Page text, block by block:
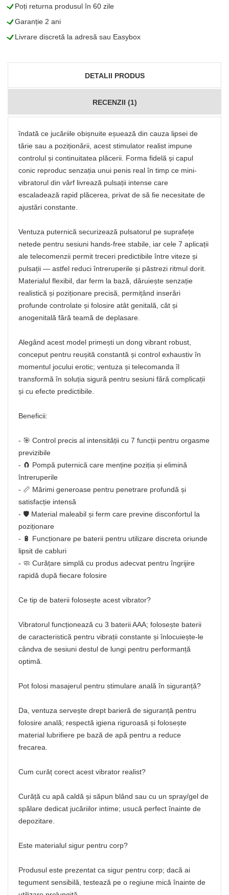
LPoți returna produsul în 60 zile
LGaranție 2 ani
LLivrare discretă la adresă sau Easybox
DETALII PRODUS
RECENZII (1)
îndată ce jucăriile obișnuite eșuează din cauza lipsei de
tărie sau a poziționării, acest stimulator realist impune
controlul și continuitatea plăcerii. Forma fidelă și capul
conic reproduc senzația unui penis real în timp ce mini-
vibratorul din vârf livrează pulsații intense care
escaladează rapid plăcerea, privat de să fie necesitate de
ajustări constante.
Ventuza puternică securizează pulsatorul pe suprafețe
netede pentru sesiuni hands-free stabile, iar cele 7 aplicații
ale telecomenzii permit treceri predictibile între viteze și
pulsații — astfel reduci întreruperile și păstrezi ritmul dorit.
Materialul flexibil, dar ferm la bază, dăruiește senzație
realistică și poziționare precisă, permițând inserări
profunde controlate și folosire atât genitală, cât și
anogenitală fără teamă de deplasare.
Alegând acest model primești un dong vibrant robust,
conceput pentru reușită constantă și control exhaustiv în
momentul jocului erotic; ventuza și telecomanda îl
transformă în soluția sigură pentru sesiuni fără complicații
și cu efecte predictibile.
Beneficii:
- 🎯 Control precis al intensității cu 7 funcții pentru orgasme
previzibile
- 🧲 Pompă puternică care menține poziția și elimină
întreruperile
- 📏 Mărimi generoase pentru penetrare profundă și
satisfacție intensă
- 🛡️ Material maleabil și ferm care previne disconfortul la
poziționare
- 🔋 Funcționare pe baterii pentru utilizare discreta oriunde
lipsit de cabluri
- 🧼 Curățare simplă cu produs adecvat pentru îngrijire
rapidă după fiecare folosire
Ce tip de baterii folosește acest vibrator?
Vibratorul funcționează cu 3 baterii AAA; folosește baterii
de caracteristică pentru vibrații constante și înlocuiește-le
cândva de sesiuni destul de lungi pentru performanță
optimă.
Pot folosi masajerul pentru stimulare anală în siguranță?
Da, ventuza servește drept barieră de siguranță pentru
folosire anală; respectă igiena riguroasă și folosește
material lubrifiere pe bază de apă pentru a reduce
frecarea.
Cum curăț corect acest vibrator realist?
Curăță cu apă caldă și săpun blând sau cu un spray/gel de
spălare dedicat jucăriilor intime; usucă perfect înainte de
depozitare.
Este materialul sigur pentru corp?
Produsul este prezentat ca sigur pentru corp; dacă ai
tegument sensibilă, testează pe o regiune mică înainte de